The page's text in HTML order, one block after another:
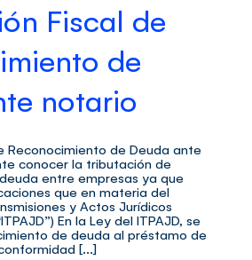
Fiscal de
de
notario
Reconocimiento de Deuda ante
conocer la tributación de
entre empresas ya que
que en materia del
y Actos Jurídicos
En la Ley del ITPAJD, se
de deuda al préstamo de
[...]